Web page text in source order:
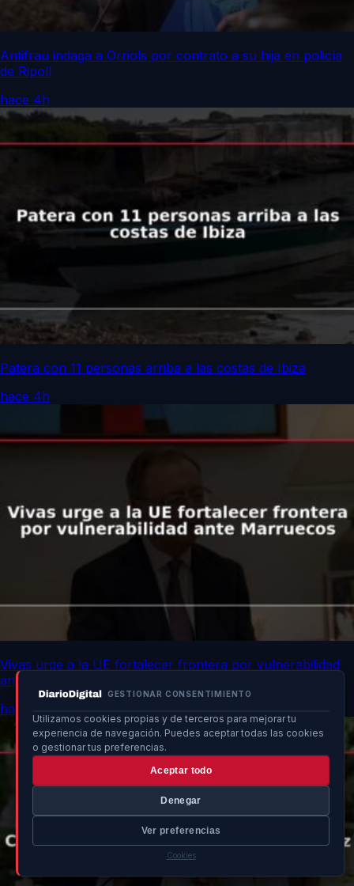
GESTIONAR CONSENTIMIENTO
Utilizamos cookies propias y de terceros para mejorar tu
experiencia de navegación. Puedes aceptar todas las cookies
o gestionar tus preferencias.
Aceptar todo
Denegar
Ver preferencias
Cookies
Antifrau indaga a Orriols por contrato a su hija en policía
de Ripoll
hace 4h
Patera con 11 personas arriba a las costas de Ibiza
hace 4h
Vivas urge a la UE fortalecer frontera por vulnerabilidad
ante Marruecos
hace 4h